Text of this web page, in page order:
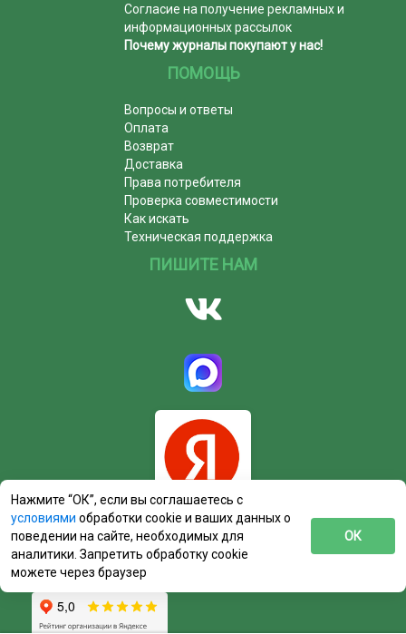
Согласие на получение рекламных и
информационных рассылок
Почему журналы покупают у нас!
ПОМОЩЬ
Вопросы и ответы
Оплата
Возврат
Доставка
Права потребителя
Проверка совместимости
Как искать
Техническая поддержка
ПИШИТЕ НАМ
Нажмите “ОК”, если вы соглашаетесь с
условиями обработки cookie и ваших данных о
поведении на сайте, необходимых для
аналитики. Запретить обработку cookie
можете через браузер
ОК